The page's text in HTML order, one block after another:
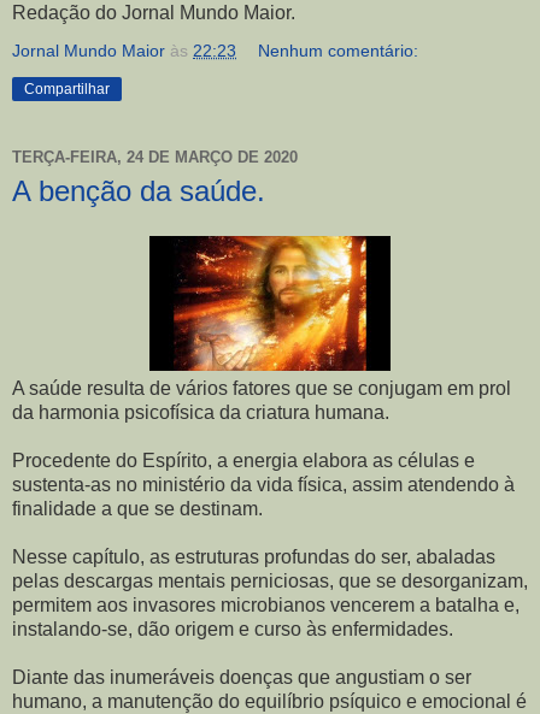
Redação do Jornal Mundo Maior.
Jornal Mundo Maior às 22:23 Nenhum comentário:
Compartilhar
TERÇA-FEIRA, 24 DE MARÇO DE 2020
A benção da saúde.
A saúde resulta de vários fatores que se conjugam em prol
da harmonia psicofísica da criatura humana.
Procedente do Espírito, a energia elabora as células e
sustenta-as no ministério da vida física, assim atendendo à
finalidade a que se destinam.
Nesse capítulo, as estruturas profundas do ser, abaladas
pelas descargas mentais perniciosas, que se desorganizam,
permitem aos invasores microbianos vencerem a batalha e,
instalando-se, dão origem e curso às enfermidades.
Diante das inumeráveis doenças que angustiam o ser
humano, a manutenção do equilíbrio psíquico e emocional é